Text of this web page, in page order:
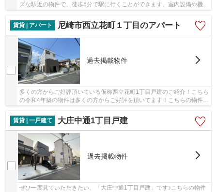
ズな駅近の物件で、徒歩5分で駅に行くことができます。室内設備や機能
性にこだわったマンション物件です。物件をお...
賃貸 | アパート
尼崎市西立花町１丁目のアパート
過去掲載物件
多くの方からご好評頂いている仮称西立花町1丁目戸建のご紹介！こちら
の令和4年築の物件は多くの方からご好評を頂いてます！こちらの物件
は、陽当たり良好です！外観タイル張りは、長...
賃貸 | 一戸建て
大庄中通1丁目戸建
過去掲載物件
ぜひ一度見ていただきたい、「大庄中通1丁目戸建」です♪こちらの物件